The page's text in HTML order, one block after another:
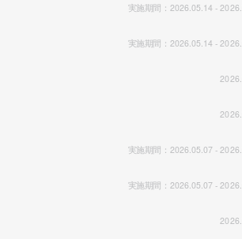
実施期間：2026.05.14 -
実施期間：2026.05.14 -
実施期間：2026.05.07 -
実施期間：2026.05.07 -